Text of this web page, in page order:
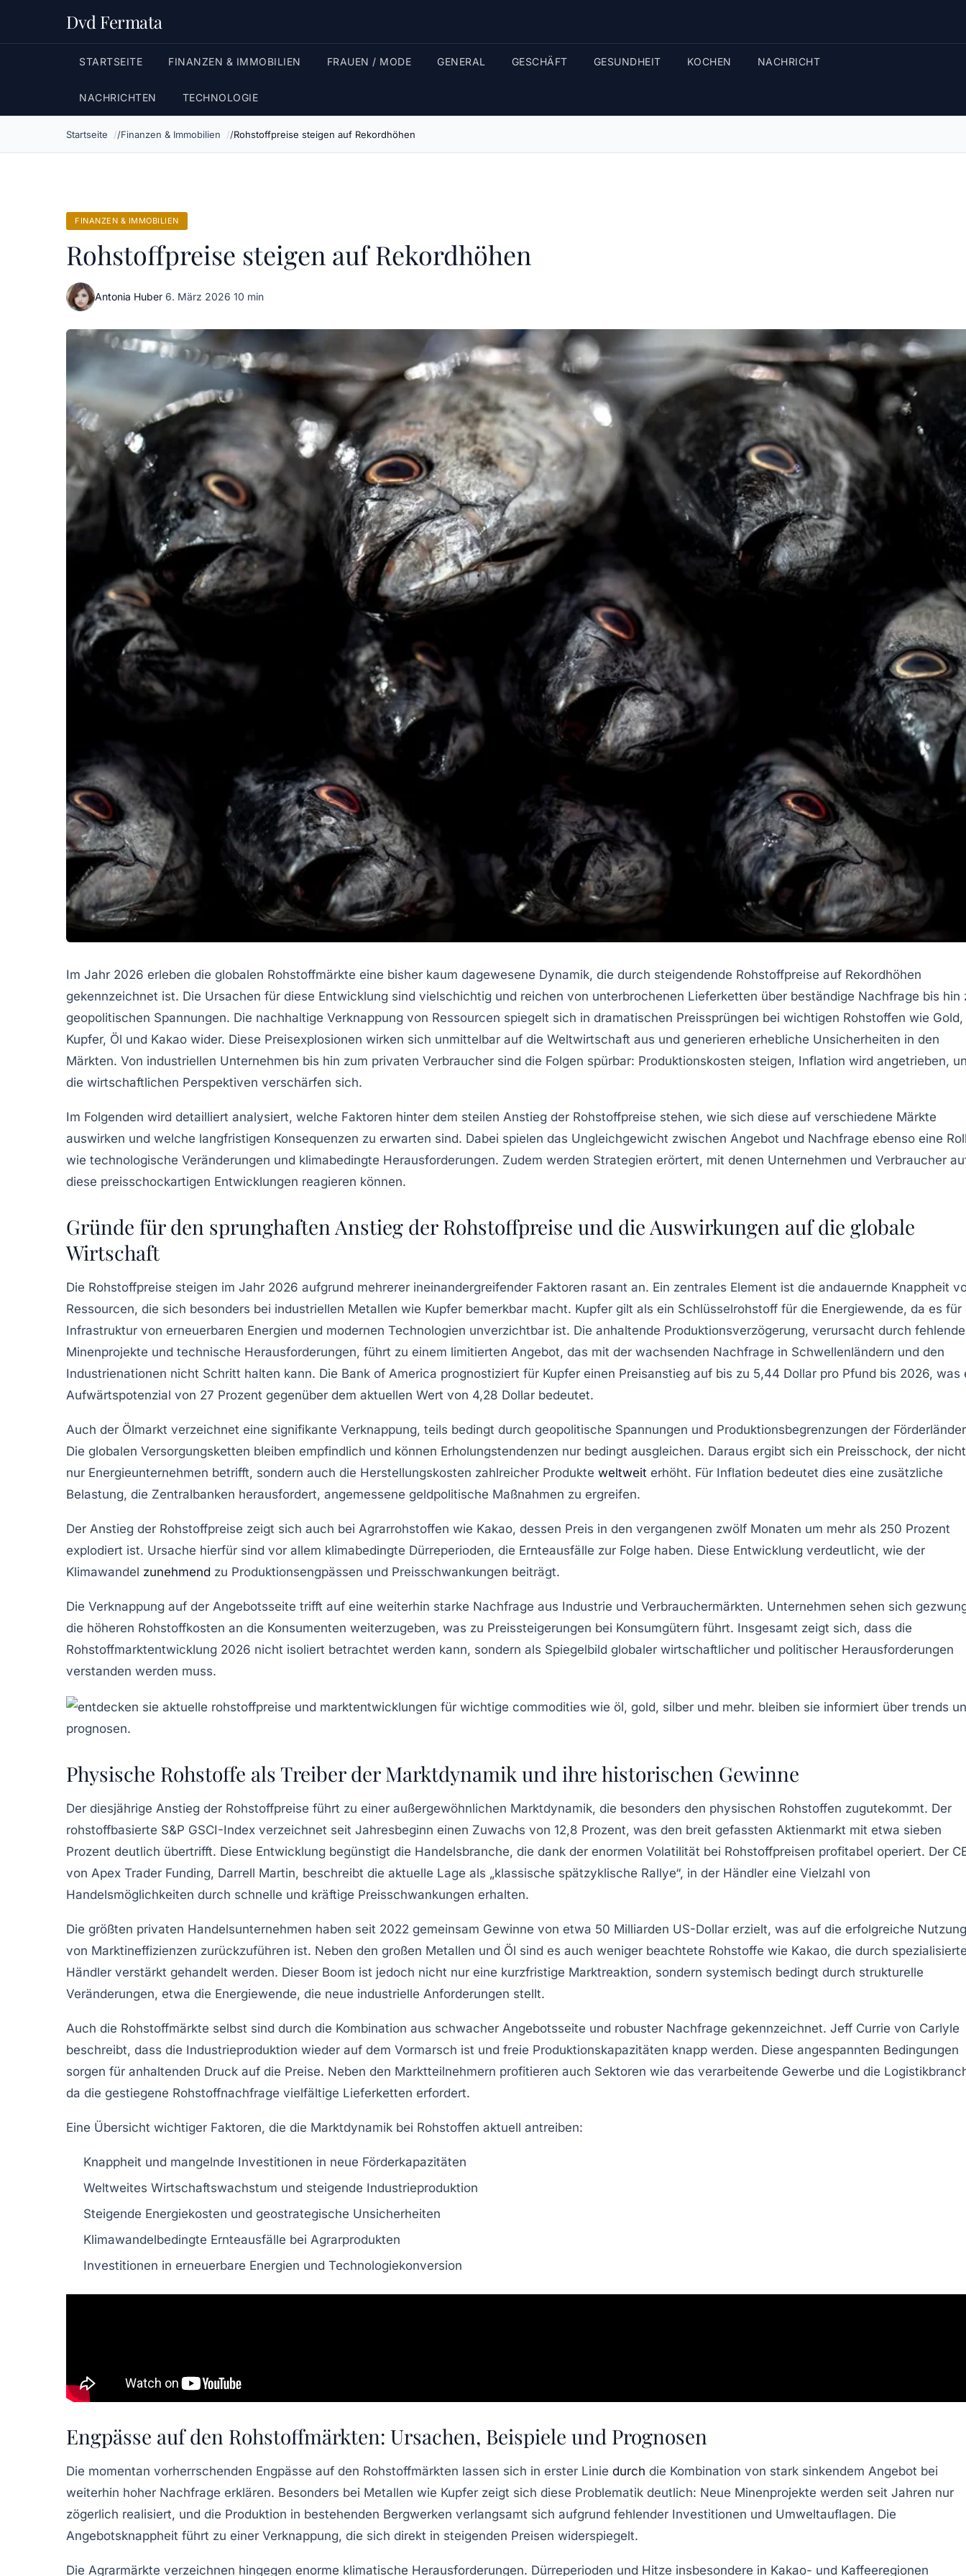
Dvd Fermata
STARTSEITE FINANZEN & IMMOBILIEN FRAUEN / MODE GENERAL GESCHÄFT GESUNDHEIT KOCHEN NACHRICHT
NACHRICHTEN TECHNOLOGIE
Startseite Finanzen & Immobilien Rohstoffpreise steigen auf Rekordhöhen
FINANZEN & IMMOBILIEN
Rohstoffpreise steigen auf Rekordhöhen
Antonia Huber·6. März 2026·10 min
Im Jahr 2026 erleben die globalen Rohstoffmärkte eine bisher kaum dagewesene Dynamik, die durch steigendende Rohstoffpreise auf Rekordhöhen
gekennzeichnet ist. Die Ursachen für diese Entwicklung sind vielschichtig und reichen von unterbrochenen Lieferketten über beständige Nachfrage bis hin
geopolitischen Spannungen. Die nachhaltige Verknappung von Ressourcen spiegelt sich in dramatischen Preissprüngen bei wichtigen Rohstoffen wie Gold,
Kupfer, Öl und Kakao wider. Diese Preisexplosionen wirken sich unmittelbar auf die Weltwirtschaft aus und generieren erhebliche Unsicherheiten in den
Märkten. Von industriellen Unternehmen bis hin zum privaten Verbraucher sind die Folgen spürbar: Produktionskosten steigen, Inflation wird angetrieben,
die wirtschaftlichen Perspektiven verschärfen sich.
Im Folgenden wird detailliert analysiert, welche Faktoren hinter dem steilen Anstieg der Rohstoffpreise stehen, wie sich diese auf verschiedene Märkte
auswirken und welche langfristigen Konsequenzen zu erwarten sind. Dabei spielen das Ungleichgewicht zwischen Angebot und Nachfrage ebenso eine
wie technologische Veränderungen und klimabedingte Herausforderungen. Zudem werden Strategien erörtert, mit denen Unternehmen und Verbraucher
diese preisschockartigen Entwicklungen reagieren können.
Gründe für den sprunghaften Anstieg der Rohstoffpreise und die Auswirkungen auf die globale
Wirtschaft
Die Rohstoffpreise steigen im Jahr 2026 aufgrund mehrerer ineinandergreifender Faktoren rasant an. Ein zentrales Element ist die andauernde Knappheit
Ressourcen, die sich besonders bei industriellen Metallen wie Kupfer bemerkbar macht. Kupfer gilt als ein Schlüsselrohstoff für die Energiewende, da es für
Infrastruktur von erneuerbaren Energien und modernen Technologien unverzichtbar ist. Die anhaltende Produktionsverzögerung, verursacht durch fehlende
Minenprojekte und technische Herausforderungen, führt zu einem limitierten Angebot, das mit der wachsenden Nachfrage in Schwellenländern und den
Industrienationen nicht Schritt halten kann. Die Bank of America prognostiziert für Kupfer einen Preisanstieg auf bis zu 5,44 Dollar pro Pfund bis 2026, was
Aufwärtspotenzial von 27 Prozent gegenüber dem aktuellen Wert von 4,28 Dollar bedeutet.
Auch der Ölmarkt verzeichnet eine signifikante Verknappung, teils bedingt durch geopolitische Spannungen und Produktionsbegrenzungen der
Die globalen Versorgungsketten bleiben empfindlich und können Erholungstendenzen nur bedingt ausgleichen. Daraus ergibt sich ein Preisschock, der nicht
nur Energieunternehmen betrifft, sondern auch die Herstellungskosten zahlreicher Produkte weltweit erhöht. Für Inflation bedeutet dies eine zusätzliche
Belastung, die Zentralbanken herausfordert, angemessene geldpolitische Maßnahmen zu ergreifen.
Der Anstieg der Rohstoffpreise zeigt sich auch bei Agrarrohstoffen wie Kakao, dessen Preis in den vergangenen zwölf Monaten um mehr als 250 Prozent
explodiert ist. Ursache hierfür sind vor allem klimabedingte Dürreperioden, die Ernteausfälle zur Folge haben. Diese Entwicklung verdeutlicht, wie der
Klimawandel zunehmend zu Produktionsengpässen und Preisschwankungen beiträgt.
Die Verknappung auf der Angebotsseite trifft auf eine weiterhin starke Nachfrage aus Industrie und Verbrauchermärkten. Unternehmen sehen sich
die höheren Rohstoffkosten an die Konsumenten weiterzugeben, was zu Preissteigerungen bei Konsumgütern führt. Insgesamt zeigt sich, dass die
Rohstoffmarktentwicklung 2026 nicht isoliert betrachtet werden kann, sondern als Spiegelbild globaler wirtschaftlicher und politischer Herausforderungen
verstanden werden muss.
Physische Rohstoffe als Treiber der Marktdynamik und ihre historischen Gewinne
Der diesjährige Anstieg der Rohstoffpreise führt zu einer außergewöhnlichen Marktdynamik, die besonders den physischen Rohstoffen zugutekommt. Der
rohstoffbasierte S&P GSCI-Index verzeichnet seit Jahresbeginn einen Zuwachs von 12,8 Prozent, was den breit gefassten Aktienmarkt mit etwa sieben
Prozent deutlich übertrifft. Diese Entwicklung begünstigt die Handelsbranche, die dank der enormen Volatilität bei Rohstoffpreisen profitabel operiert. Der
von Apex Trader Funding, Darrell Martin, beschreibt die aktuelle Lage als „klassische spätzyklische Rallye“, in der Händler eine Vielzahl von
Handelsmöglichkeiten durch schnelle und kräftige Preisschwankungen erhalten.
Die größten privaten Handelsunternehmen haben seit 2022 gemeinsam Gewinne von etwa 50 Milliarden US-Dollar erzielt, was auf die erfolgreiche Nutzung
von Marktineffizienzen zurückzuführen ist. Neben den großen Metallen und Öl sind es auch weniger beachtete Rohstoffe wie Kakao, die durch
Händler verstärkt gehandelt werden. Dieser Boom ist jedoch nicht nur eine kurzfristige Marktreaktion, sondern systemisch bedingt durch strukturelle
Veränderungen, etwa die Energiewende, die neue industrielle Anforderungen stellt.
Auch die Rohstoffmärkte selbst sind durch die Kombination aus schwacher Angebotsseite und robuster Nachfrage gekennzeichnet. Jeff Currie von Carlyle
beschreibt, dass die Industrieproduktion wieder auf dem Vormarsch ist und freie Produktionskapazitäten knapp werden. Diese angespannten Bedingungen
sorgen für anhaltenden Druck auf die Preise. Neben den Marktteilnehmern profitieren auch Sektoren wie das verarbeitende Gewerbe und die
da die gestiegene Rohstoffnachfrage vielfältige Lieferketten erfordert.
Eine Übersicht wichtiger Faktoren, die die Marktdynamik bei Rohstoffen aktuell antreiben:
Knappheit und mangelnde Investitionen in neue Förderkapazitäten
Weltweites Wirtschaftswachstum und steigende Industrieproduktion
Steigende Energiekosten und geostrategische Unsicherheiten
Klimawandelbedingte Ernteausfälle bei Agrarprodukten
Investitionen in erneuerbare Energien und Technologiekonversion
Engpässe auf den Rohstoffmärkten: Ursachen, Beispiele und Prognosen
Die momentan vorherrschenden Engpässe auf den Rohstoffmärkten lassen sich in erster Linie durch die Kombination von stark sinkendem Angebot bei
weiterhin hoher Nachfrage erklären. Besonders bei Metallen wie Kupfer zeigt sich diese Problematik deutlich: Neue Minenprojekte werden seit Jahren nur
zögerlich realisiert, und die Produktion in bestehenden Bergwerken verlangsamt sich aufgrund fehlender Investitionen und Umweltauflagen. Die
Angebotsknappheit führt zu einer Verknappung, die sich direkt in steigenden Preisen widerspiegelt.
Die Agrarmärkte verzeichnen hingegen enorme klimatische Herausforderungen. Dürreperioden und Hitze insbesondere in Kakao- und Kaffeeregionen